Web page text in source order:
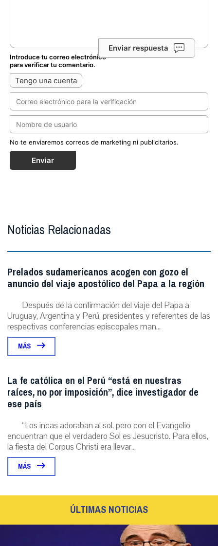
Enviar respuesta
Introduce tu correo electrónico
para verificar tu comentario.
Tengo una cuenta
No te enviaremos correos de marketing ni publicitarios.
Enviar
Noticias Relacionadas
Prelados sudamericanos acogen con gozo el
anuncio del viaje apostólico del Papa a la región
Después de la confirmación del viaje del Papa a
Uruguay, Argentina y Perú, presidentes y referentes de las
respectivas conferencias episcopales man...
MÁS
La fe católica en el Perú “está en nuestras
raíces, no por imposición”, dice investigador de
ese país
“Los incas adoraban al sol, pero con el Evangelio
encuentran que el verdadero Sol es Jesucristo. Para ellos,
la fiesta del Corpus Christi era llevar...
MÁS
ÚLTIMAS NOTICIAS